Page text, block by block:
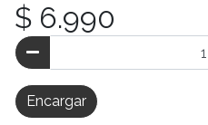
$ 6.990
Encargar